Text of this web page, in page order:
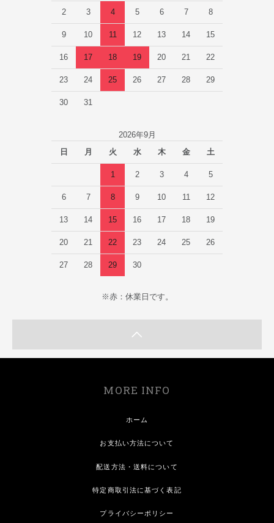
2 3 4 5 6 7 8
9 10 11 12 13 14 15
16 17 18 19 20 21 22
23 24 25 26 27 28 29
30 31
2026年9月
日
月 火 水 木 金 土
1 2 3 4 5
6 7 8 9 10 11 12
13 14 15 16 17 18 19
20 21 22 23 24 25 26
27 28 29 30
※赤：休業日です。
MORE INFO
ホーム
お支払い方法について
配送方法・送料について
特定商取引法に基づく表記
プライバシーポリシー